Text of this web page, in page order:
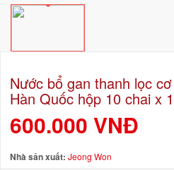
Nước bổ gan thanh lọc
Hàn Quốc hộp 10 chai x
600.000 VNĐ
Nhà sản xuất: Jeong Won